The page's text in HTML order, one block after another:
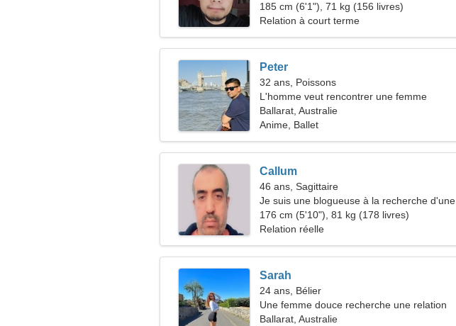
185 cm (6'1"), 71 kg (156 livres)
Relation à court terme
Peter
32 ans, Poissons
L'homme veut rencontrer une femme
Ballarat, Australie
Anime, Ballet
Callum
46 ans, Sagittaire
Je suis une blogueuse à la recherche d'une
femme sincère
176 cm (5'10"), 81 kg (178 livres)
Relation réelle
Sarah
24 ans, Bélier
Une femme douce recherche une relation
amoureuse
Ballarat, Australie